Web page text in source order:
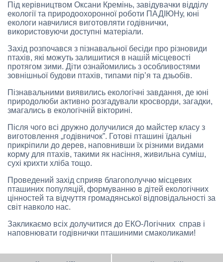
Під керівництвом Оксани Кремінь, завідувачки відділу
екології та природоохоронної роботи ПАДІЮНу, юні
екологи навчилися виготовляти годівнички,
використовуючи доступні матеріали.
Захід розпочався з пізнавальної бесіди про різновиди
птахів, які можуть залишитися в нашій місцевості
протягом зими. Діти ознайомились з особливостями
зовнішньої будови птахів, типами пір’я та дзьобів.
Пізнавальними виявились екологічні завдання, де юні
природолюби активно розгадували кросворди, загадки,
змагались в екологічній вікторині.
Після чого всі дружно долучилися до майстер класу з
виготовлення „годівничок”. Готові пташині їдальні
прикріпили до дерев, наповнивши їх різними видами
корму для птахів, такими як насіння, живильна суміш,
сухі крихти хліба тощо.
Проведений захід сприяв благополуччю місцевих
пташиних популяцій, формуванню в дітей екологічних
цінностей та відчуття громадянської відповідальності за
світ навколо нас.
Закликаємо всіх долучитися до ЕКО-Логічних справ і
наповнювати годівнички пташиними смаколиками!